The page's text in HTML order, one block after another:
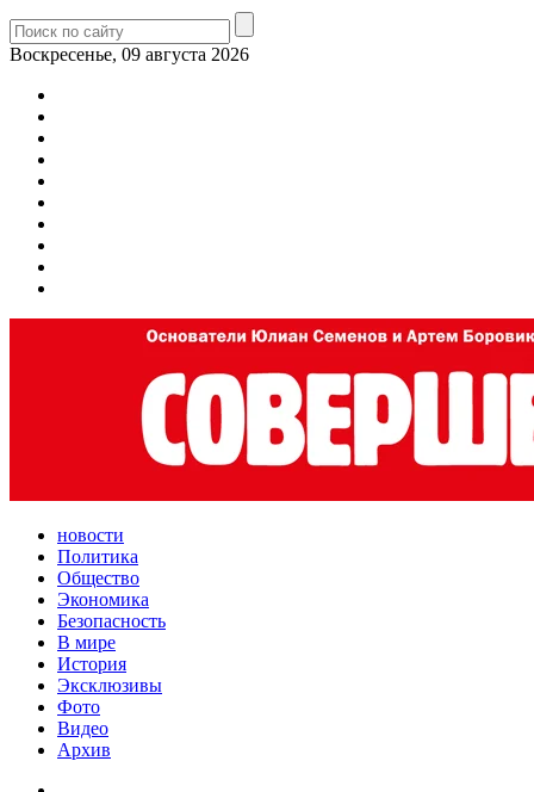
Воскресенье, 09 августа 2026
новости
Политика
Общество
Экономика
Безопасность
В мире
История
Эксклюзивы
Фото
Видео
Архив